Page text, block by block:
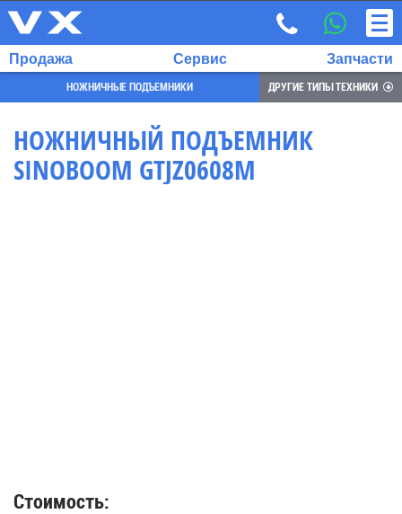
ВЫБРАННЫЙ
Купить новую технику
Продажа Сервис Запчасти
НОЖНИЧНЫЕ ПОДЪЕМНИКИ ДРУГИЕ ТИПЫ ТЕХНИКИ
НОЖНИЧНЫЙ ПОДЪЕМНИК
SINOBOOM GTJZ0608M
Стоимость: